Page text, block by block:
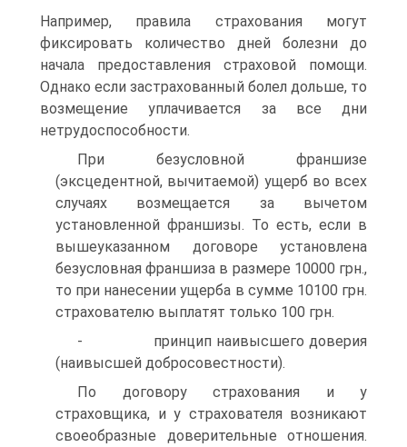
Например, правила страхования могут
фиксировать количество дней болезни до
начала предоставления страховой помощи.
Однако если застрахованный болел дольше, то
возмещение уплачивается за все дни
нетрудоспособности.
При безусловной франшизе
(эксцедентной, вычитаемой) ущерб во всех
случаях возмещается за вычетом
установленной франшизы. То есть, если в
вышеуказанном договоре установлена
безусловная франшиза в размере 10000 грн.,
то при нанесении ущерба в сумме 10100 грн.
страхователю выплатят только 100 грн.
- принцип наивысшего доверия
(наивысшей добросовестности).
По договору страхования и у
страховщика, и у страхователя возникают
своеобразные доверительные отношения.